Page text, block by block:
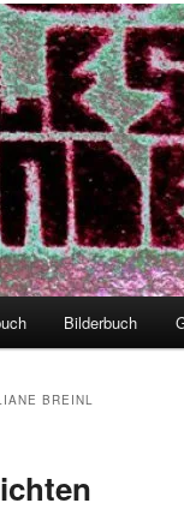
Bilderbuch
BREINL